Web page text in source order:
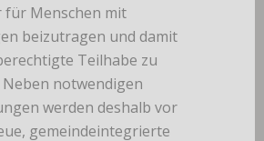
Menschen mit
beizutragen und damit
Teilhabe zu
notwendigen
werden deshalb vor
gemeindeintegrierte